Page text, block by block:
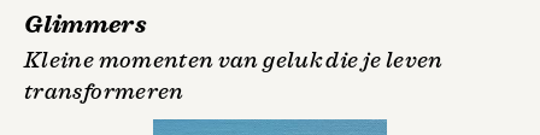
Glimmers
Kleine momenten van geluk die je leven
transformeren